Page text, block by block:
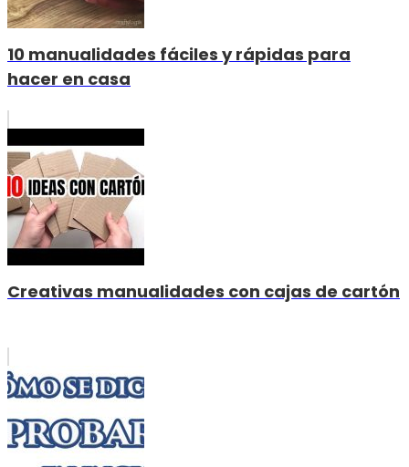
10 manualidades fáciles y rápidas para
hacer en casa
Creativas manualidades con cajas de cartón